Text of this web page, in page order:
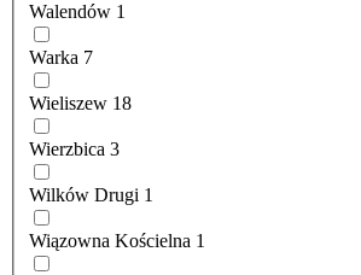
Walendów 1
Warka 7
Wieliszew 18
Wierzbica 3
Wilków Drugi 1
Wiązowna Kościelna 1